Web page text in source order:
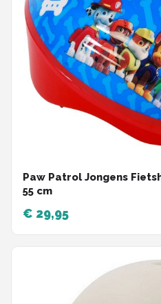
Paw Patrol Jongens
55 cm
€ 29,95